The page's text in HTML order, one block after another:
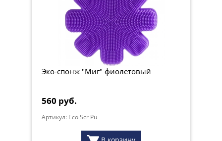
Эко-спонж "Миг" фиолетовый
560 руб.
Артикул: Eco Scr Pu